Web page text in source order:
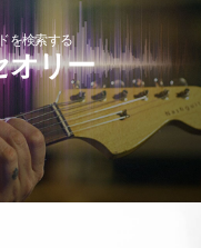
を検索する
オリー